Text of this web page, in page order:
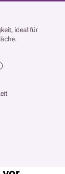
ideal für